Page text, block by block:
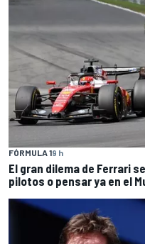
FÓRMULA 19 h
El gran dilema de Ferrari
pilotos o pensar ya en el